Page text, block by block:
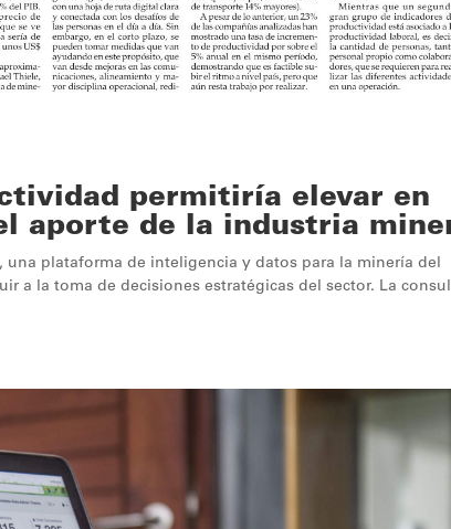
permitiría elevar en
aporte de la industria
plataforma de inteligencia y datos para la minería del
a la toma de decisiones estratégicas del sector. La